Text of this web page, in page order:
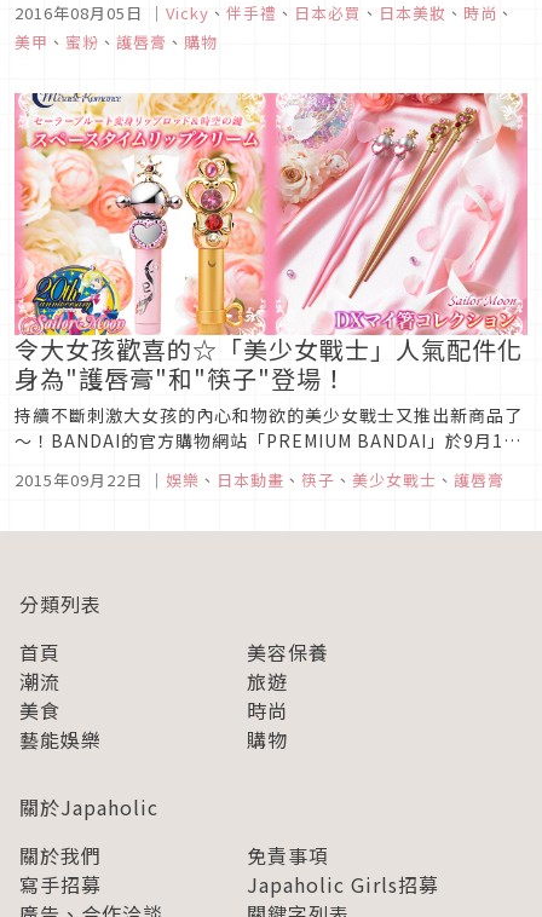
色彩的設計，能突顯女孩們的自然美，簡直就是送禮、自用兩相
宜！一起來看一下最近人氣的京都化妝品五選！
2016年08月05日 ｜ Vicky 、 伴手禮 、 日本必買 、 日本美妝 、 時尚 、
美甲 、 蜜粉 、 護唇膏 、 購物
令大女孩歡喜的☆「美少女戰士」人氣配件化
身為"護唇膏"和"筷子"登場！
持續不斷刺激大女孩的內心和物欲的美少女戰士又推出新商品了
～！BANDAI的官方購物網站「PREMIUM BANDAI」於9月15
「Miracle Romance」系列「Miracle Romance Space
2015年09月22日 ｜ 娛樂 、 日本動畫 、 筷子 、 美少女戰士 、 護唇膏
分類列表
首頁
美容保養
潮流
旅遊
美食
時尚
藝能娛樂
購物
關於Japaholic
關於我們
免責事項
寫手招募
Japaholic Girls招募